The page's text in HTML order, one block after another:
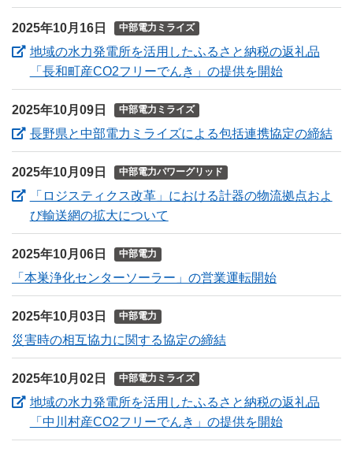
2025年10月16日 中部電力ミライズ
地域の水力発電所を活用したふるさと納税の返礼品
「長和町産CO2フリーでんき」の提供を開始（新しいウ
2025年10月09日 中部電力ミライズ
長野県と中部電力ミライズによる包括連携協定の締結（
2025年10月09日 中部電力パワーグリッド
「ロジスティクス改革」における計器の物流拠点およ
び輸送網の拡大について
2025年10月06日 中部電力
「本巣浄化センターソーラー」の営業運転開始
2025年10月03日 中部電力
災害時の相互協力に関する協定の締結
2025年10月02日 中部電力ミライズ
地域の水力発電所を活用したふるさと納税の返礼品
「中川村産CO2フリーでんき」の提供を開始（新しいウ